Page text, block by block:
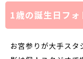
1歳の誕生日フ
お宮参りが大手ス